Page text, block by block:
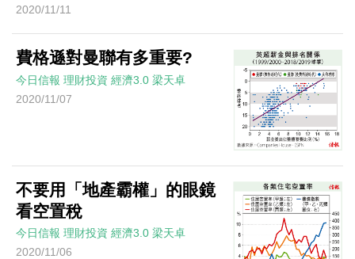
2020/11/11
費格遜對曼聯有多重要?
今日信報 理財投資 經濟3.0 梁天卓
2020/11/07
不要用「地產霸權」的眼鏡
看空置稅
今日信報 理財投資 經濟3.0 梁天卓
2020/11/06